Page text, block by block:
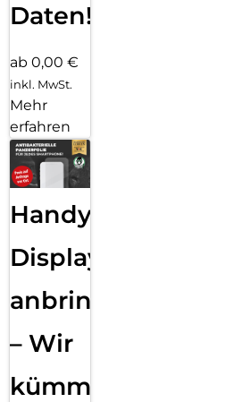
Daten!
ab 0,00 €
inkl. MwSt.
Mehr
erfahren
Handy
Displayfolie
anbringen
– Wir
kümmern